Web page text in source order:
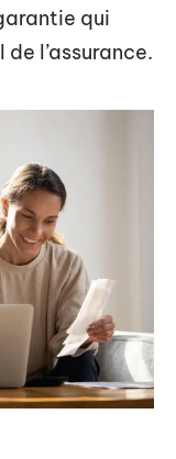
qui
l’assurance.